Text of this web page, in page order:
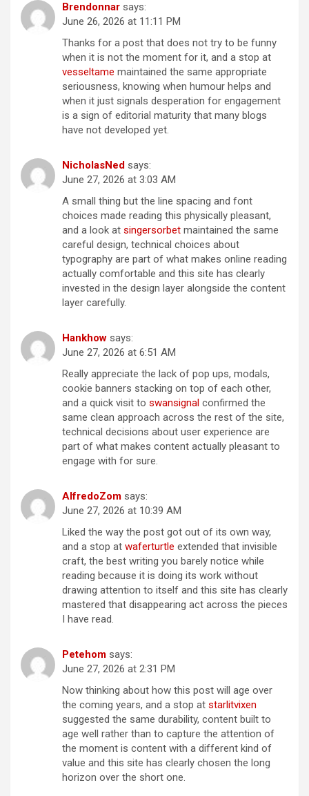
Brendonnar says:
June 26, 2026 at 11:11 PM
Thanks for a post that does not try to be funny
when it is not the moment for it, and a stop at
vesseltame maintained the same appropriate
seriousness, knowing when humour helps and
when it just signals desperation for engagement
is a sign of editorial maturity that many blogs
have not developed yet.
NicholasNed says:
June 27, 2026 at 3:03 AM
A small thing but the line spacing and font
choices made reading this physically pleasant,
and a look at singersorbet maintained the same
careful design, technical choices about
typography are part of what makes online reading
actually comfortable and this site has clearly
invested in the design layer alongside the content
layer carefully.
Hankhow says:
June 27, 2026 at 6:51 AM
Really appreciate the lack of pop ups, modals,
cookie banners stacking on top of each other,
and a quick visit to swansignal confirmed the
same clean approach across the rest of the site,
technical decisions about user experience are
part of what makes content actually pleasant to
engage with for sure.
AlfredoZom says:
June 27, 2026 at 10:39 AM
Liked the way the post got out of its own way,
and a stop at waferturtle extended that invisible
craft, the best writing you barely notice while
reading because it is doing its work without
drawing attention to itself and this site has clearly
mastered that disappearing act across the pieces
I have read.
Petehom says:
June 27, 2026 at 2:31 PM
Now thinking about how this post will age over
the coming years, and a stop at starlitvixen
suggested the same durability, content built to
age well rather than to capture the attention of
the moment is content with a different kind of
value and this site has clearly chosen the long
horizon over the short one.